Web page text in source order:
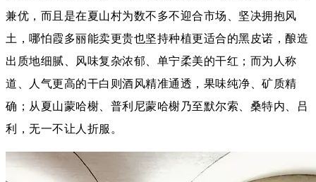
兼优，而且是在夏山村为数不多不迎合市场、坚决拥抱风
土，哪怕霞多丽能卖更贵也坚持种植更适合的黑皮诺，酿造
出质地细腻、风味复杂浓郁、单宁柔美的干红；而为人称
道、人气更高的干白则酒风精准通透，果味纯净、矿质精
确；从夏山蒙哈榭、普利尼蒙哈榭乃至默尔索、桑特内、吕
利，无一不让人折服。